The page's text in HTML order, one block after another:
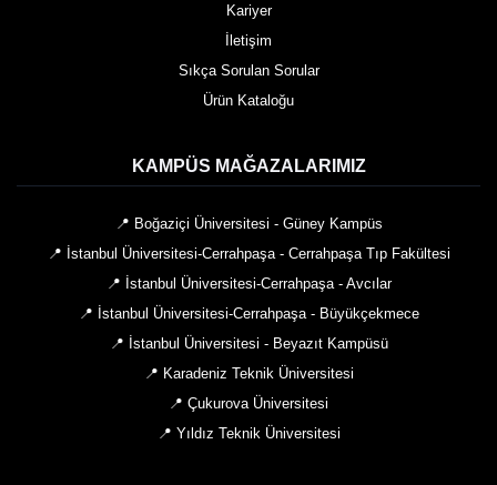
Kariyer
İletişim
Sıkça Sorulan Sorular
Ürün Kataloğu
KAMPÜS MAĞAZALARIMIZ
📍 Boğaziçi Üniversitesi - Güney Kampüs
📍 İstanbul Üniversitesi-Cerrahpaşa - Cerrahpaşa Tıp Fakültesi
📍 İstanbul Üniversitesi-Cerrahpaşa - Avcılar
📍 İstanbul Üniversitesi-Cerrahpaşa - Büyükçekmece
📍 İstanbul Üniversitesi - Beyazıt Kampüsü
📍 Karadeniz Teknik Üniversitesi
📍 Çukurova Üniversitesi
📍 Yıldız Teknik Üniversitesi